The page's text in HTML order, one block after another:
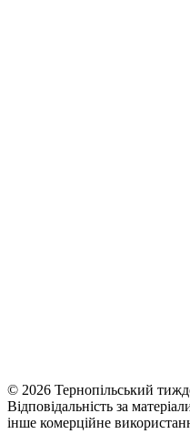
© 2026 Тернопільський
Відповідальність за
інше комерційне